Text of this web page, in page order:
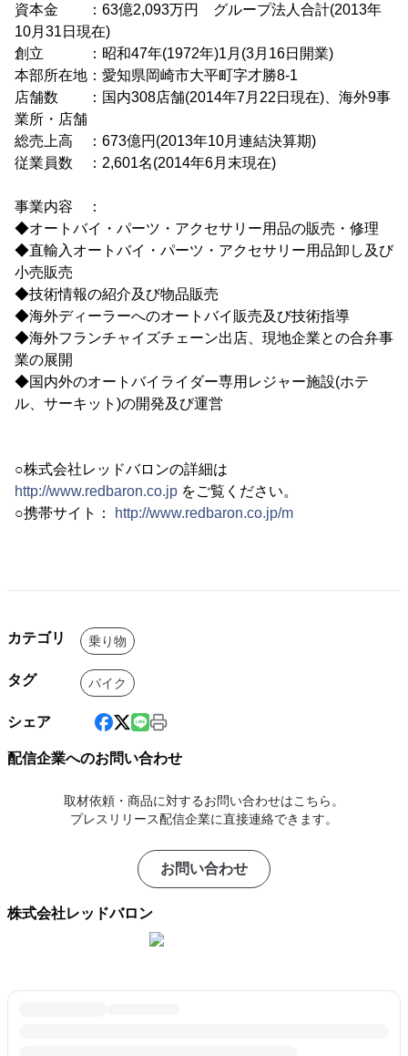
資本金 ：63億2,093万円 グループ法人合計(2013年
10月31日現在)
創立 ：昭和47年(1972年)1月(3月16日開業)
本部所在地：愛知県岡崎市大平町字才勝8-1
店舗数 ：国内308店舗(2014年7月22日現在)、海外9事
業所・店舗
総売上高 ：673億円(2013年10月連結決算期)
従業員数 ：2,601名(2014年6月末現在)
事業内容 ：
◆オートバイ・パーツ・アクセサリー用品の販売・修理
◆直輸入オートバイ・パーツ・アクセサリー用品卸し及び
小売販売
◆技術情報の紹介及び物品販売
◆海外ディーラーへのオートバイ販売及び技術指導
◆海外フランチャイズチェーン出店、現地企業との合弁事
業の展開
◆国内外のオートバイライダー専用レジャー施設(ホテ
ル、サーキット)の開発及び運営
○株式会社レッドバロンの詳細は
http://www.redbaron.co.jp をご覧ください。
○携帯サイト：
http://www.redbaron.co.jp/m
カテゴリ 乗り物
タグ バイク
シェア
配信企業へのお問い合わせ
取材依頼・商品に対するお問い合わせはこちら。
プレスリリース配信企業に直接連絡できます。
お問い合わせ
株式会社レッドバロン